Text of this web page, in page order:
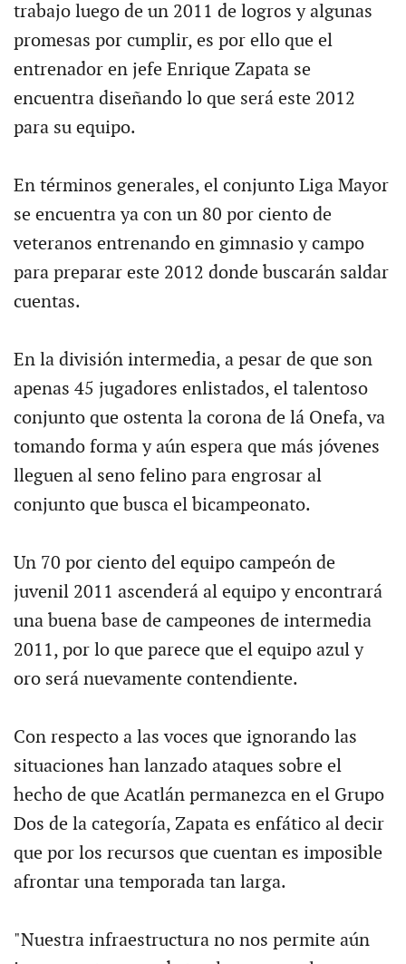
trabajo luego de un 2011 de logros y algunas
promesas por cumplir, es por ello que el
entrenador en jefe Enrique Zapata se
encuentra diseñando lo que será este 2012
para su equipo.
En términos generales, el conjunto Liga Mayor
se encuentra ya con un 80 por ciento de
veteranos entrenando en gimnasio y campo
para preparar este 2012 donde buscarán saldar
cuentas.
En la división intermedia, a pesar de que son
apenas 45 jugadores enlistados, el talentoso
conjunto que ostenta la corona de lá Onefa, va
tomando forma y aún espera que más jóvenes
lleguen al seno felino para engrosar al
conjunto que busca el bicampeonato.
Un 70 por ciento del equipo campeón de
juvenil 2011 ascenderá al equipo y encontrará
una buena base de campeones de intermedia
2011, por lo que parece que el equipo azul y
oro será nuevamente contendiente.
Con respecto a las voces que ignorando las
situaciones han lanzado ataques sobre el
hecho de que Acatlán permanezca en el Grupo
Dos de la categoría, Zapata es enfático al decir
que por los recursos que cuentan es imposible
afrontar una temporada tan larga.
"Nuestra infraestructura no nos permite aún